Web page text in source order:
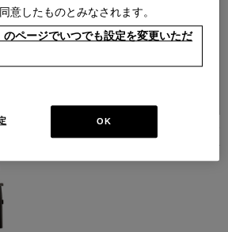
意したものとみなされます。
のページでいつでも設定を変更いただ
OK